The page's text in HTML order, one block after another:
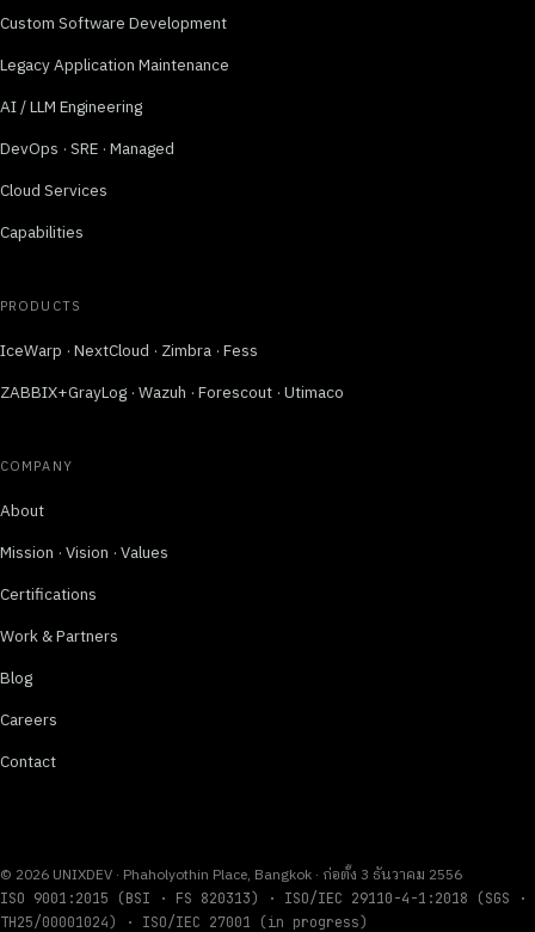
Custom Software Development
Legacy Application Maintenance
AI / LLM Engineering
DevOps · SRE · Managed
Cloud Services
Capabilities
PRODUCTS
IceWarp · NextCloud · Zimbra · Fess
ZABBIX+GrayLog · Wazuh · Forescout · Utimaco
COMPANY
About
Mission · Vision · Values
Certifications
Work & Partners
Blog
Careers
Contact
© 2026 UNIXDEV · Phaholyothin Place, Bangkok · ก่อตั้ง 3 ธันวาคม 2556
ISO 9001:2015 (BSI · FS 820313) · ISO/IEC 29110-4-1:2018 (SGS ·
TH25/00001024) · ISO/IEC 27001 (in progress)